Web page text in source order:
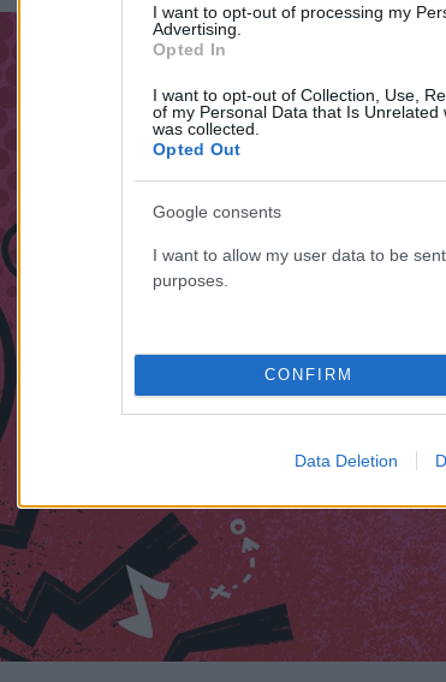
I want to opt-out of processing my
Advertising.
Opted In
I want to opt-out of Collection, Use,
of my Personal Data that Is
was collected.
Opted Out
Google consents
I want to allow my user data to be
purposes.
CONFIRM
Data Deletion